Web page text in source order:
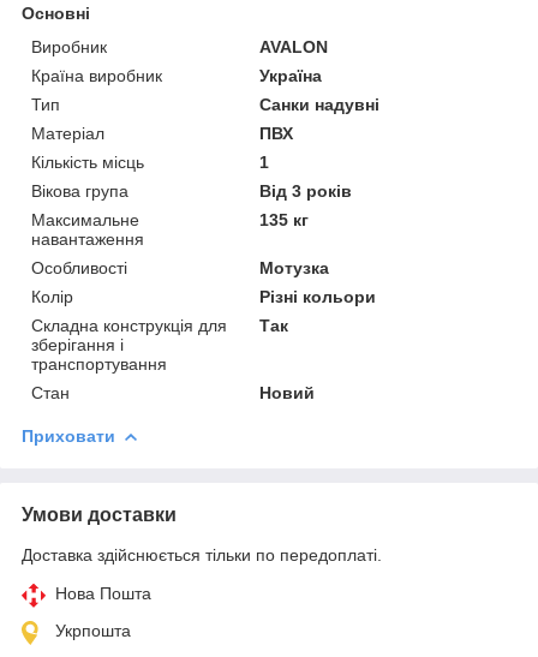
Основні
Виробник
AVALON
Країна виробник
Україна
Тип
Санки надувні
Матеріал
ПВХ
Кількість місць
1
Вікова група
Від 3 років
Максимальне
навантаження
135 кг
Особливості
Мотузка
Колір
Різні кольори
Складна конструкція для
зберігання і
транспортування
Так
Стан Новий
Приховати
Умови доставки
Доставка здійснюється тільки по передоплаті.
Нова Пошта
Укрпошта